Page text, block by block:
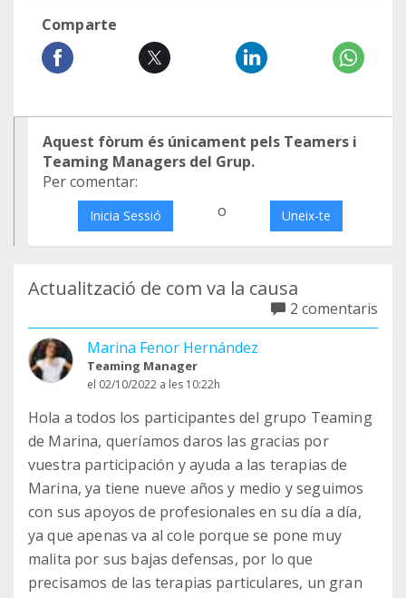
Comparte
Aquest fòrum és únicament pels Teamers i
Teaming Managers del Grup.
Per comentar:
Inicia Sessió o Uneix-te
Actualització de com va la causa
2 comentaris
Marina Fenor Hernández
Teaming Manager
el 02/10/2022 a les 10:22h
Hola a todos los participantes del grupo Teaming
de Marina, queríamos daros las gracias por
vuestra participación y ayuda a las terapias de
Marina, ya tiene nueve años y medio y seguimos
con sus apoyos de profesionales en su día a día,
ya que apenas va al cole porque se pone muy
malita por sus bajas defensas, por lo que
precisamos de las terapias particulares, un gran